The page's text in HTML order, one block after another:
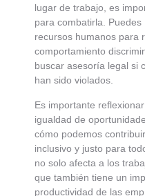
lugar de trabajo, es
para combatirla.
recursos humanos para
comportamiento
buscar asesoría legal si
han sido violados.
Es importante
igualdad de
cómo podemos
inclusivo y justo para
no solo afecta a los
que también tiene un
productividad de las